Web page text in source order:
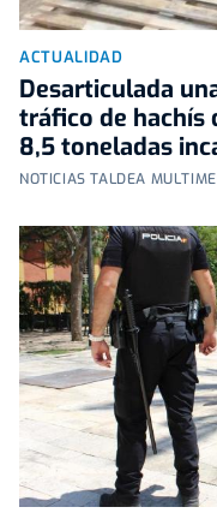
ACTUALIDAD
Desarticulada
tráfico de hachís
8,5 toneladas
NOTICIAS TALDEA